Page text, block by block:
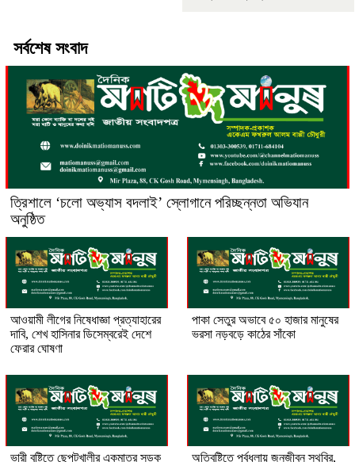
সর্বশেষ সংবাদ
‎ত্রিশালে ‘চলো অভ্যাস বদলাই’ স্লোগানে পরিচ্ছন্নতা অভিযান
অনুষ্ঠিত
আওয়ামী লীগের নিষেধাজ্ঞা প্রত্যাহারের
দাবি, শেখ হাসিনার ডিসেম্বরেই দেশে
ফেরার ঘোষণা
পাকা সেতুর অভাবে ৫০ হাজার মানুষের
ভরসা নড়বড়ে কাঠের সাঁকো
ভারী বৃষ্টিতে ছেপটখালীর একমাত্র সড়ক
অতিবৃষ্টিতে পূর্বধলায় জনজীবন স্থবির,